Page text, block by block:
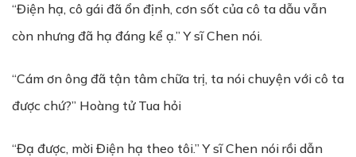
“Điện hạ, cô gái đã ổn định, cơn sốt của cô ta dẫu vẫn
còn nhưng đã hạ đáng kể ạ.” Y sĩ Chen nói.
“Cám ơn ông đã tận tâm chữa trị, ta nói chuyện với cô ta
được chứ?” Hoàng tử Tua hỏi
“Đạ được, mời Điện hạ theo tôi.” Y sĩ Chen nói rồi dẫn